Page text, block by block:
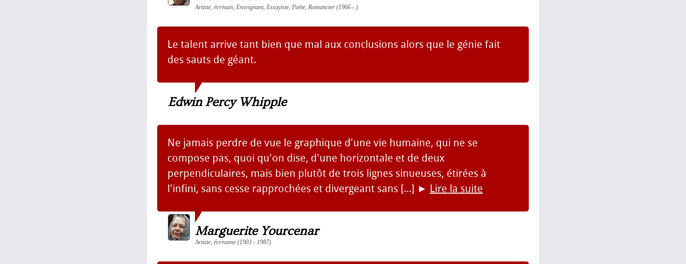
Artiste, écrivain, Enseignant, Essayiste, Poète, Romancier (1966 - )
Le talent arrive tant bien que mal aux conclusions alors que le génie fait
des sauts de géant.
Edwin Percy Whipple
Ne jamais perdre de vue le graphique d'une vie humaine, qui ne se
compose pas, quoi qu'on dise, d'une horizontale et de deux
perpendiculaires, mais bien plutôt de trois lignes sinueuses, étirées à
l'infini, sans cesse rapprochées et divergeant sans [...] ► Lire la suite
Marguerite Yourcenar
Artiste, écrivaine (1903 - 1987)